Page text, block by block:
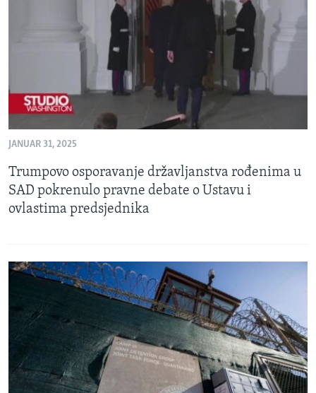
O GLASU AMERIKE
PRATITE NAS
Jezici
JANUAR 31, 2025
Trumpovo osporavanje državljanstva rođenima u
SAD pokrenulo pravne debate o Ustavu i
ovlastima predsjednika